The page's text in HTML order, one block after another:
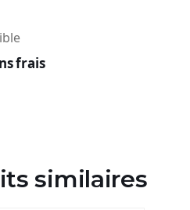
frais
similaires​